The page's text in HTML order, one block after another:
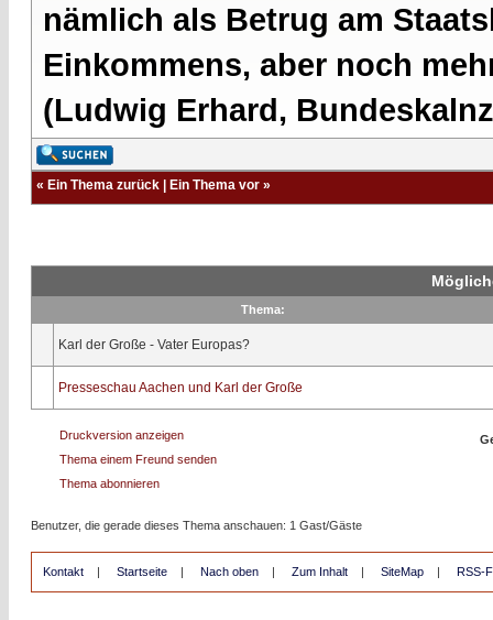
nämlich als Betrug am
Einkommens, aber noch
(Ludwig Erhard,
« Ein Thema zurück Ein Thema vor »
Thema:
Karl der Große - Vater Europas?
Presseschau Aachen und Karl der Große
Druckversion anzeigen
Thema einem Freund senden
Thema abonnieren
Benutzer, die gerade dieses Thema anschauen: 1 Gast/Gäste
Kontakt | Startseite | Nach oben | Zum Inhalt | SiteMap | RSS-